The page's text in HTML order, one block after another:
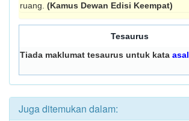
ruang. (Kamus Dewan Edisi Keempat)
Tesaurus
Tiada maklumat tesaurus untuk kata asal
Juga ditemukan dalam: